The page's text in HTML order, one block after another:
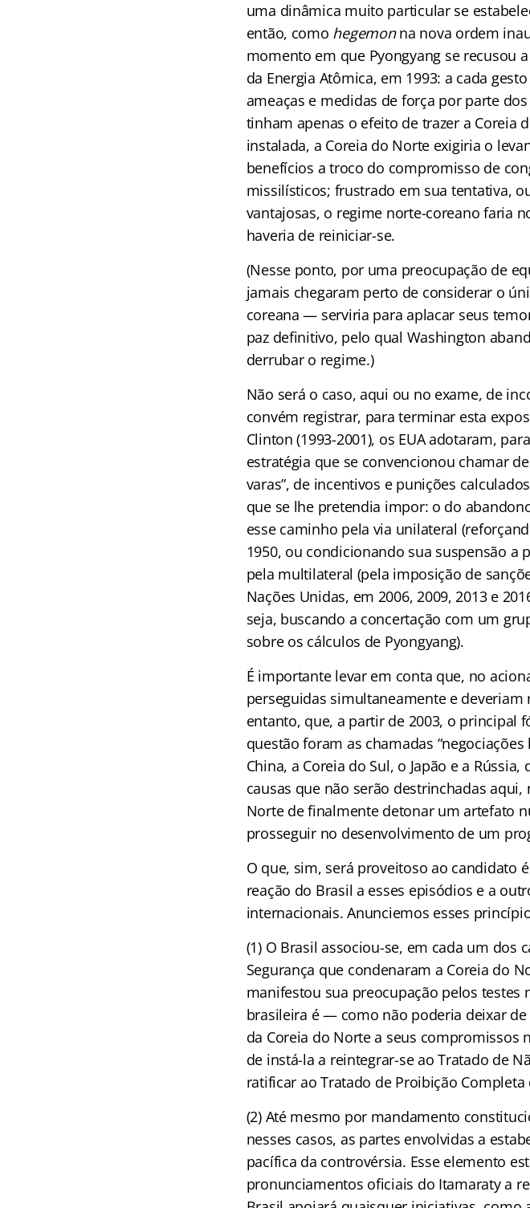
uma dinâmica muito particular se
então, como hegemonna nova ordem
momento em que Pyongyang se recusou
da Energia Atômica, em 1993: a cada
ameaças e medidas de força por parte
tinham apenas o efeito de trazer a Coreia
instalada, a Coreia do Norte exigiria o
benefícios a troco do compromisso de
missilísticos; frustrado em sua tentativa,
vantajosas, o regime norte-coreano faria
haveria de reiniciar-se.
(Nesse ponto, por uma preocupação de
jamais chegaram perto de considerar o
coreana — serviria para aplacar seus
paz definitivo, pelo qual Washington
derrubar o regime.)
Não será o caso, aqui ou no exame, de
convém registrar, para terminar esta
Clinton (1993-2001), os EUA adotaram,
estratégia que se convencionou chamar de
varas”, de incentivos e punições
que se lhe pretendia impor: o do
esse caminho pela via unilateral
1950, ou condicionando sua suspensão
pela multilateral (pela imposição de
Nações Unidas, em 2006, 2009, 2013 e
seja, buscando a concertação com um
sobre os cálculos de Pyongyang).
É importante levar em conta que, no
perseguidas simultaneamente e
entanto, que, a partir de 2003, o principal
questão foram as chamadas
China, a Coreia do Sul, o Japão e a
causas que não serão destrinchadas
Norte de finalmente detonar um artefato
prosseguir no desenvolvimento de um
O que, sim, será proveitoso ao candidato
reação do Brasil a esses episódios e a
internacionais. Anunciemos esses
(1) O Brasil associou-se, em cada um dos
Segurança que condenaram a Coreia do
manifestou sua preocupação pelos testes
brasileira é — como não poderia deixar
da Coreia do Norte a seus
de instá-la a reintegrar-se ao Tratado de
ratificar ao Tratado de Proibição Completa
(2) Até mesmo por mandamento
nesses casos, as partes envolvidas a
pacífica da controvérsia. Esse elemento
pronunciamentos oficiais do Itamaraty a